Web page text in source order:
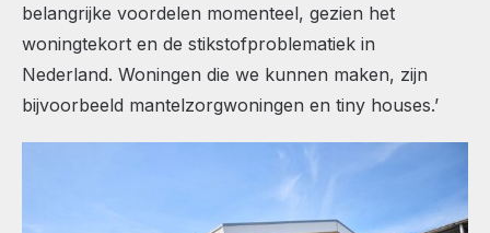
belangrijke voordelen momenteel, gezien het
woningtekort en de stikstofproblematiek in
Nederland. Woningen die we kunnen maken, zijn
bijvoorbeeld mantelzorgwoningen en tiny houses.’